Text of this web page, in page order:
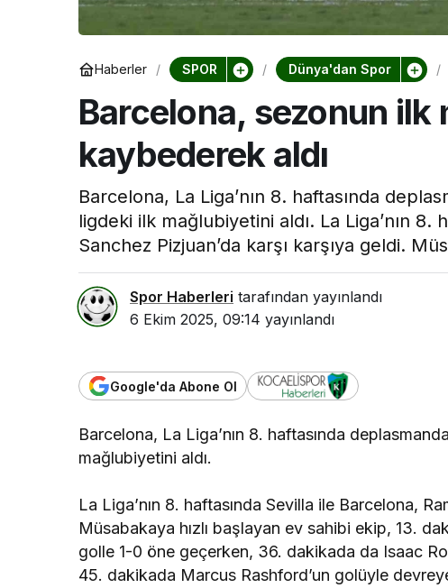
Haberler SPOR Dünya'dan Spor
Barcelona, sezonun ilk
kaybederek aldı
Barcelona, La Liga’nın 8. haftasında
ligdeki ilk mağlubiyetini aldı. La Liga’nın 8.
Sanchez Pizjuan’da karşı karşıya geldi.
Spor Haberleri tarafından yayınlandı
6 Ekim 2025, 09:14 yayınlandı
Google'da Abone Ol
Barcelona, La Liga’nın 8. haftasında
mağlubiyetini aldı.
La Liga’nın 8. haftasında Sevilla ile Barcelona,
Müsabakaya hızlı başlayan ev sahibi ekip, 13.
golle 1-0 öne geçerken, 36. dakikada da Isaac
45. dakikada Marcus Rashford’un golüyle